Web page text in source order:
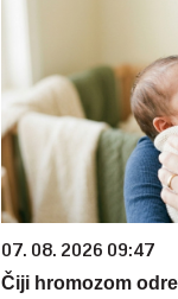
07. 08. 2026 09:47
Čiji hromozom